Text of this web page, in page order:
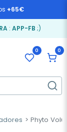
+65€
: APP-FB ;)
0 0
Phyto